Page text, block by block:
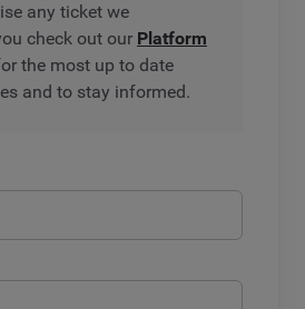
any ticket we
check out our Platform
the most up to date
and to stay informed.